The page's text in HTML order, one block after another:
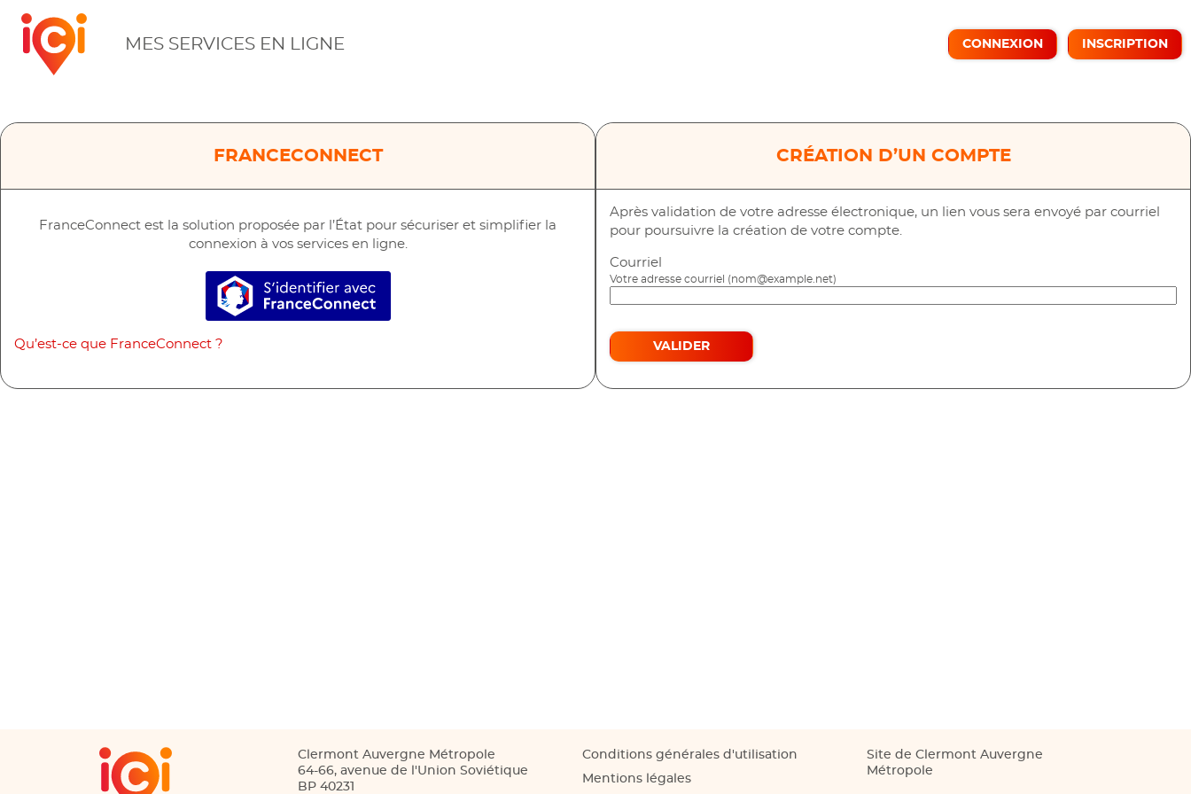
ICI
MES SERVICES EN LIGNE CONNEXION INSCRIPTION
FRANCECONNECT
FranceConnect est la solution proposée par l’État pour sécuriser et simplifier la
connexion à vos services en ligne.
S’identifier avec FranceConnect
Qu’est-ce que FranceConnect ?
CRÉATION D’UN COMPTE
Après validation de votre adresse électronique, un lien vous sera envoyé par courriel
pour poursuivre la création de votre compte.
Courriel
Votre adresse courriel (nom@example.net)
VALIDER
Clermont Auvergne Métropole
64-66, avenue de l'Union Soviétique
BP 40231
Conditions générales d'utilisation
Mentions légales
Site de Clermont Auvergne
Métropole